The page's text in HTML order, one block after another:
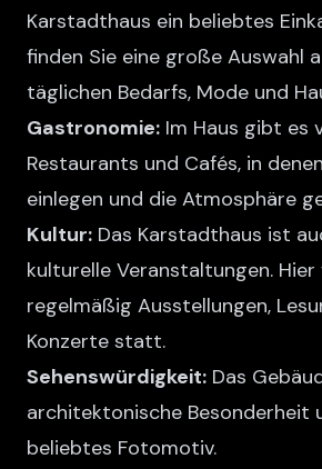
Karstadthaus ein beliebtes
finden Sie eine große Auswahl
täglichen Bedarfs, Mode und
Gastronomie: Im Haus gibt es
Restaurants und Cafés, in
einlegen und die Atmosphäre
Kultur: Das Karstadthaus ist
kulturelle Veranstaltungen. Hier
regelmäßig Ausstellungen,
Konzerte statt.
Sehenswürdigkeit: Das
architektonische Besonderheit
beliebtes Fotomotiv.